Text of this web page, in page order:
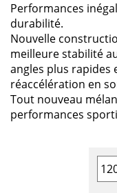
Performances
durabilité.
Nouvelle
meilleure stabilité
angles plus rapides
réaccélération en
Tout nouveau
performances